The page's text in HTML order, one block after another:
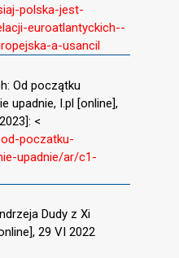
polska-jest-
euroatlantyckich--
a-usancil
Od początku
upadnie, I.pl [online],
<
poczatku-
upadnie/ar/c1-
Dudy z Xi
29 VI 2022